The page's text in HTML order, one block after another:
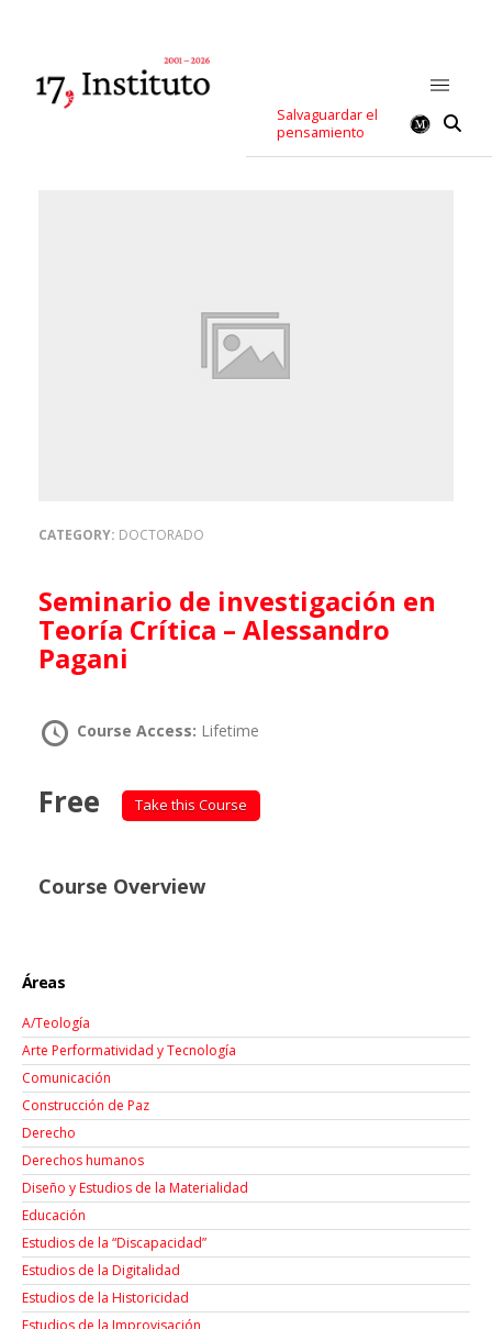
Salvaguardar el
pensamiento
CATEGORY: DOCTORADO
Seminario de investigación en
Teoría Crítica – Alessandro
Pagani
Course Access: Lifetime
Free Take this Course
Course Overview
Áreas
A/Teología
Arte Performatividad y Tecnología
Comunicación
Construcción de Paz
Derecho
Derechos humanos
Diseño y Estudios de la Materialidad
Educación
Estudios de la “Discapacidad”
Estudios de la Digitalidad
Estudios de la Historicidad